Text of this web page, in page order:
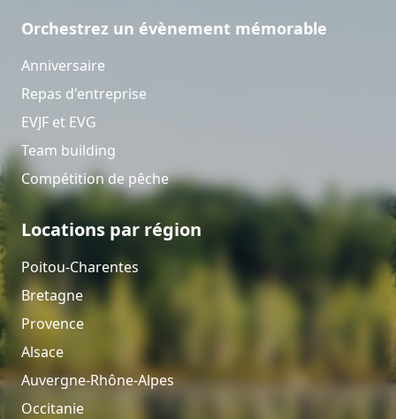
Orchestrez un évènement mémorable
Anniversaire
Repas d'entreprise
EVJF et EVG
Team building
Compétition de pêche
Locations par région
Poitou-Charentes
Bretagne
Provence
Alsace
Auvergne-Rhône-Alpes
Occitanie